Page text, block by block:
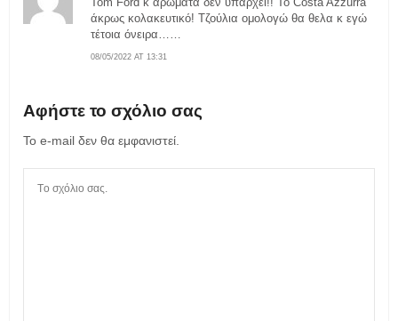
08/05/2022 AT 13:31
άκρως κολακευτικό! Τζούλια ομολογώ θα θελα κ εγώ
τέτοια όνειρα……
Αφήστε το σχόλιο σας
Το e-mail δεν θα εμφανιστεί.